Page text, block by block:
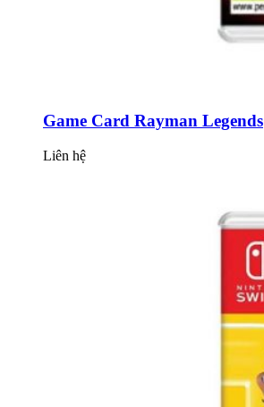
Game Card Rayman Legends
Liên hệ